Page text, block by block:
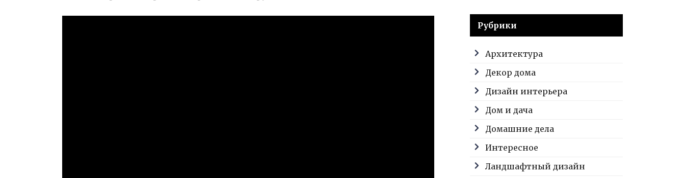
Рубрики
Архитектура
Декор дома
Дизайн интерьера
Дом и дача
Домашние дела
Интересное
Ландшафтный дизайн